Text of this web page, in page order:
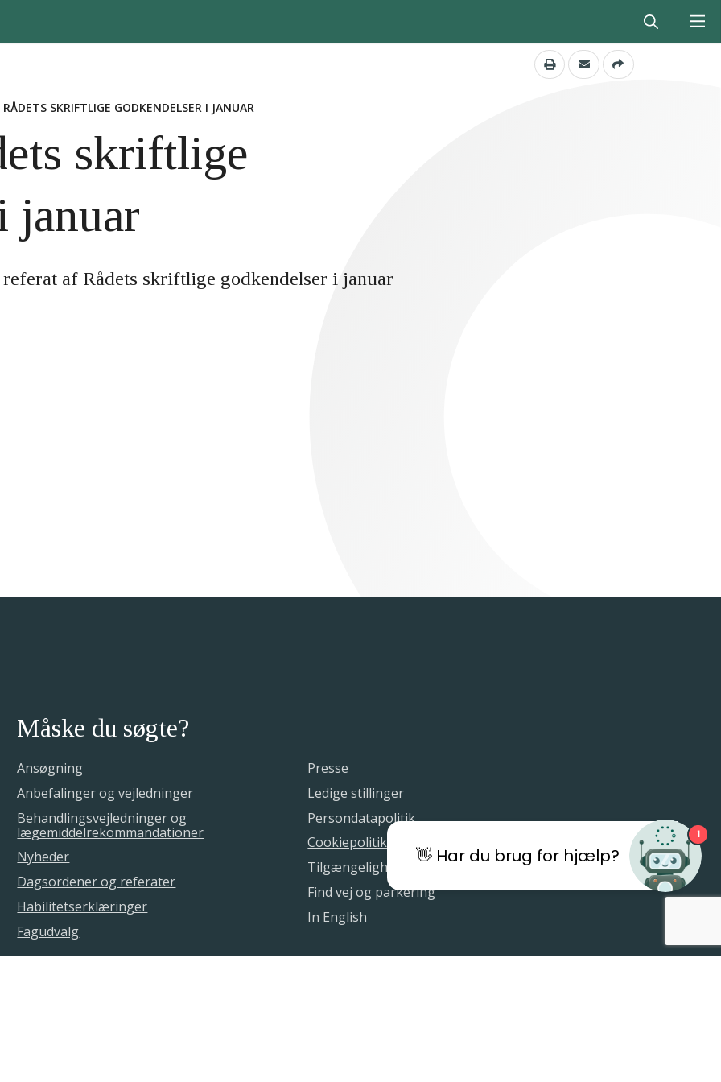
RÅDETS SKRIFTLIGE GODKENDELSER I JANUAR
skriftlige
januar
af Rådets skriftlige godkendelser i januar
Måske du søgte?
Ansøgning
Anbefalinger og vejledninger
Behandlingsvejledninger og
lægemiddelrekommandationer
Nyheder
Dagsordener og referater
Habilitetserklæringer
Fagudvalg
Presse
Ledige stillinger
Persondatapolitik
Cookiepolitik
Tilgængelighedserklæring
Find vej og parkering
In English
👋 Har du brug for hjælp?
1